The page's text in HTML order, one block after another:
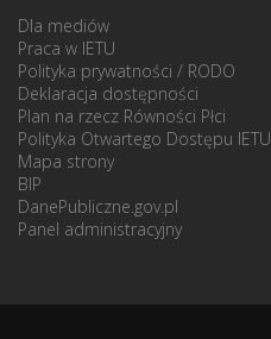
Dla mediów
Praca w IETU
Polityka prywatności / RODO
Deklaracja dostępności
Plan na rzecz Równości Płci
Polityka Otwartego Dostępu IETU
Mapa strony
BIP
DanePubliczne.gov.pl
Panel administracyjny